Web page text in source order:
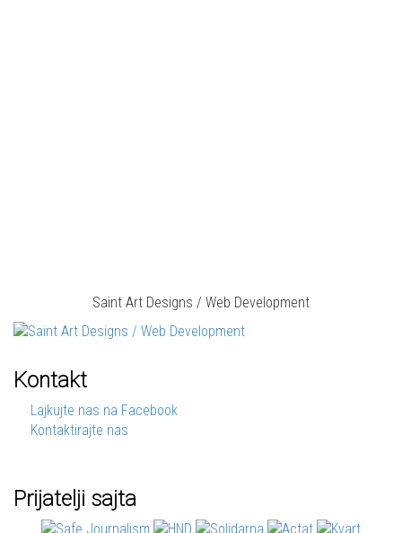
Saint Art Designs / Web Development
Kontakt
Lajkujte nas na Facebook
Kontaktirajte nas
Prijatelji sajta